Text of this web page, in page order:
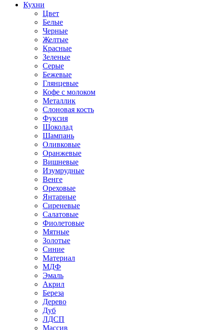
Кухни
Цвет
Белые
Черные
Желтые
Красные
Зеленые
Серые
Бежевые
Глянцевые
Кофе с молоком
Металлик
Слоновая кость
Фуксия
Шоколад
Шампань
Оливковые
Оранжевые
Вишневые
Изумрудные
Венге
Ореховые
Янтарные
Сиреневые
Салатовые
Фиолетовые
Мятные
Золотые
Синие
Материал
МДФ
Эмаль
Акрил
Береза
Дерево
Дуб
ЛДСП
Массив